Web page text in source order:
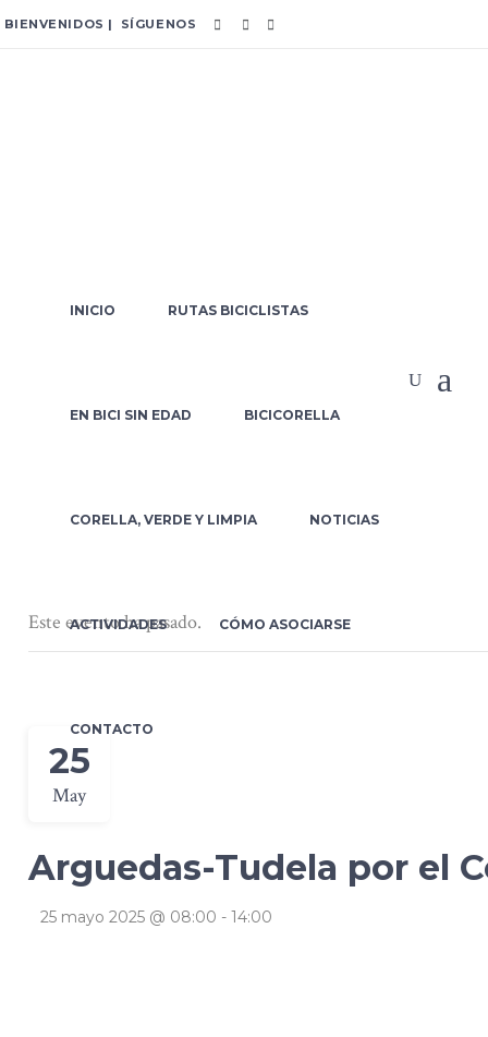
BIENVENIDOS | SÍGUENOS
INICIO RUTAS BICICLISTAS
EN BICI SIN EDAD BICICORELLA
CORELLA, VERDE Y LIMPIA NOTICIAS
ACTIVIDADES CÓMO ASOCIARSE
CONTACTO
Ebro
Este evento ha pasado.
25
May
Arguedas-Tudela por el
25 mayo 2025 @ 08:00 - 14:00